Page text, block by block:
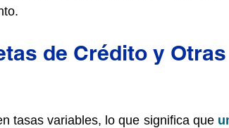
de Crédito y Otras
tasas variables, lo que significa que